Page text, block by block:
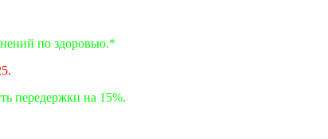
по здоровью.*
передержки на 15%.